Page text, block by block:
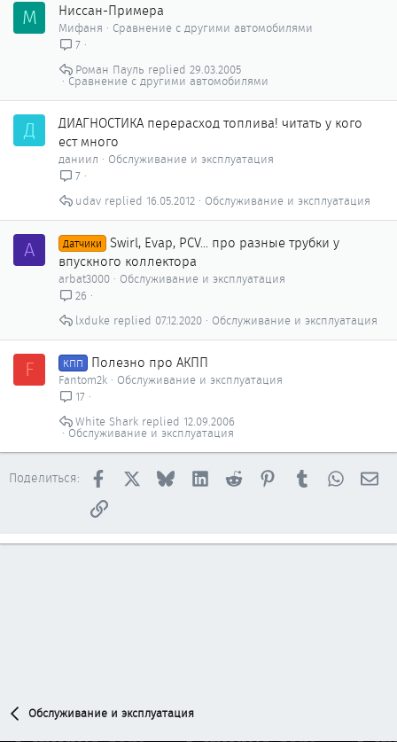
М Ниссан-Примера
Мифаня
Сравнение с другими автомобилями
7
Сравнение с другими автомобилями
29.03.2005
Роман Пауль
Д
ДИАГНОСТИКА перерасход топлива! читать у кого
ест много
даниил
Обслуживание и эксплуатация
7
Обслуживание и эксплуатация
16.05.2012
udav
A Датчики
Swirl, Evap, PCV... про разные трубки у
впускного коллектора
arbat3000
Обслуживание и эксплуатация
26
Обслуживание и эксплуатация
07.12.2020
lxduke
F КПП Полезно про АКПП
Fantom2k
Обслуживание и эксплуатация
17
Обслуживание и эксплуатация
12.09.2006
White Shark
Поделиться: Facebook BlueskyLinkedInReddit PinterestTumblr
Ссылка
Обслуживание и эксплуатация